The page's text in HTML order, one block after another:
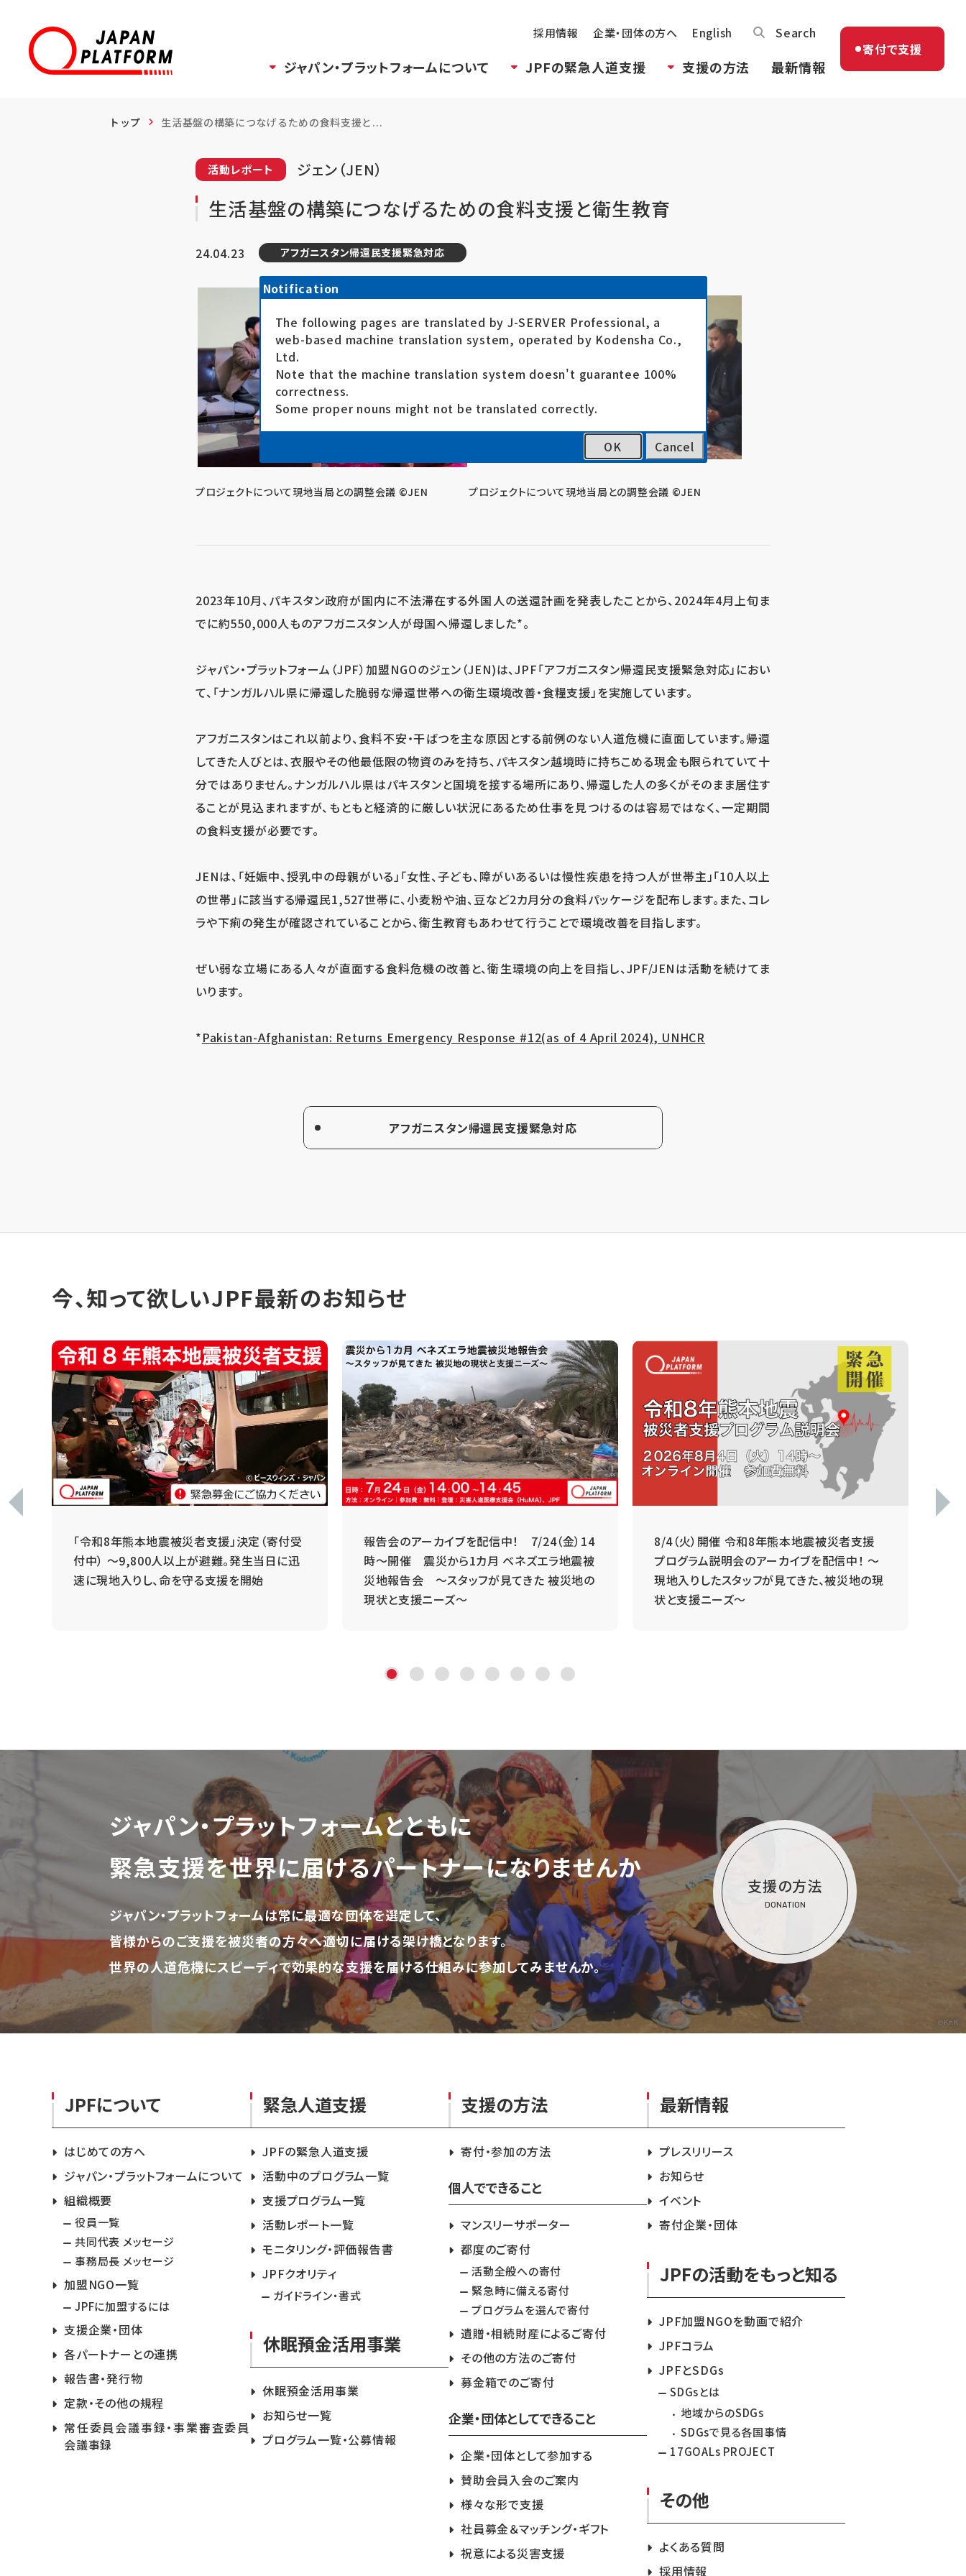
採用情報 企業・団体の方へ English Search
ジャパン・プラットフォームについて JPFの緊急人道支援 支援の方法 最新情報
寄付で支援
トップ 生活基盤の構築につなげるための食料支援と...
活動レポート ジェン（JEN）
生活基盤の構築につなげるための食料支援と衛生教育
24.04.23 アフガニスタン帰還民支援緊急対応
プロジェクトについて現地当局との調整会議 ©JEN プロジェクトについて現地当局との調整会議 ©JEN
2023年10月、パキスタン政府が国内に不法滞在する外国人の送還計画を発表したことから、2024年4月上旬ま
でに約550,000人ものアフガニスタン人が母国へ帰還しました*。
ジャパン・プラットフォーム（JPF）加盟NGOのジェン（JEN)は、JPF「アフガニスタン帰還民支援緊急対応」におい
て、「ナンガルハル県に帰還した脆弱な帰還世帯への衛生環境改善・食糧支援」を実施しています。
アフガニスタンはこれ以前より、食料不安・干ばつを主な原因とする前例のない人道危機に直面しています。帰還
してきた人びとは、衣服やその他最低限の物資のみを持ち、パキスタン越境時に持ちこめる現金も限られていて十
分ではありません。ナンガルハル県はパキスタンと国境を接する場所にあり、帰還した人の多くがそのまま居住す
ることが見込まれますが、もともと経済的に厳しい状況にあるため仕事を見つけるのは容易ではなく、一定期間
の食料支援が必要です。
JENは、「妊娠中、授乳中の母親がいる」「女性、子ども、障がいあるいは慢性疾患を持つ人が世帯主」「10人以上
の世帯」に該当する帰還民1,527世帯に、小麦粉や油、豆など2カ月分の食料パッケージを配布します。また、コレ
ラや下痢の発生が確認されていることから、衛生教育もあわせて行うことで環境改善を目指します。
ぜい弱な立場にある人々が直面する食料危機の改善と、衛生環境の向上を目指し、JPF/JENは活動を続けてま
いります。
*Pakistan-Afghanistan: Returns Emergency Response #12(as of 4 April 2024), UNHCR
アフガニスタン帰還民支援緊急対応
今、知って欲しいJPF最新のお知らせ
「令和8年熊本地震被災者支援」決定（寄付受
付中） ～9,800人以上が避難。発生当日に迅
速に現地入りし、命を守る支援を開始
報告会のアーカイブを配信中！ 7/24（金）14
時～開催 震災から1カ月 ベネズエラ地震被
災地報告会 ～スタッフが見てきた 被災地の
現状と支援ニーズ～
8/4（火）開催 令和8年熊本地震被災者支援
プログラム説明会のアーカイブを配信中！ ～
現地入りしたスタッフが見てきた、被災地の現
状と支援ニーズ～
ジャパン・プラットフォームとともに
緊急支援を世界に届けるパートナーになりませんか
ジャパン・プラットフォームは常に最適な団体を選定して、
皆様からのご支援を被災者の方々へ適切に届ける架け橋となります。
世界の人道危機にスピーディで効果的な支援を届ける仕組みに参加してみませんか。
支援の方法
DONATION
©KnK
JPFについて
はじめての方へ
ジャパン・プラットフォームについて
組織概要
役員一覧
共同代表 メッセージ
事務局長 メッセージ
加盟NGO一覧
JPFに加盟するには
支援企業・団体
各パートナーとの連携
報告書・発行物
定款・その他の規程
常任委員会議事録・事業審査委員
会議事録
緊急人道支援
JPFの緊急人道支援
活動中のプログラム一覧
支援プログラム一覧
活動レポート一覧
モニタリング・評価報告書
JPFクオリティ
ガイドライン・書式
休眠預金活用事業
休眠預金活用事業
お知らせ一覧
プログラム一覧・公募情報
支援の方法
寄付・参加の方法
個人でできること
マンスリーサポーター
都度のご寄付
活動全般への寄付
緊急時に備える寄付
プログラムを選んで寄付
遺贈・相続財産によるご寄付
その他の方法のご寄付
募金箱でのご寄付
企業・団体としてできること
企業・団体として参加する
賛助会員入会のご案内
様々な形で支援
社員募金＆マッチング・ギフト
祝意による災害支援
最新情報
プレスリリース
お知らせ
イベント
寄付企業・団体
JPFの活動をもっと知る
JPF加盟NGOを動画で紹介
JPFコラム
JPFとSDGs
SDGsとは
地域からのSDGs
SDGsで見る各国事情
17GOALs PROJECT
その他
よくある質問
採用情報
Notification
The following pages are translated by J-SERVER Professional, a
web-based machine translation system, operated by Kodensha Co.,
Ltd.
Note that the machine translation system doesn't guarantee 100%
correctness.
Some proper nouns might not be translated correctly.
OK Cancel